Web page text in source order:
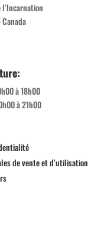
Canada
à 18h00
à 21h00
de vente et d’utilisation